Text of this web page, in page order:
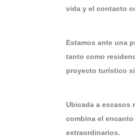
vida y el contacto
Estamos ante una
tanto como
proyecto turístico
Ubicada a escasos
combina el
extraordinarios.